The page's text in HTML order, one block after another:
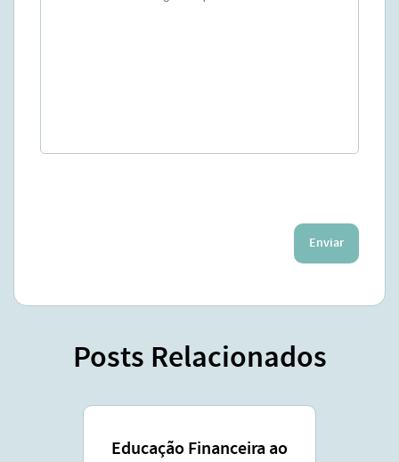
Enviar
Posts Relacionados
Educação Financeira ao